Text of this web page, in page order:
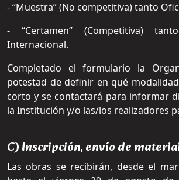
- “Muestra” (No competitiva) tanto
- “Certamen” (Competitiva)
Internacional.
Completado el formulario la
potestad de definir en qué
corto y se contactará para informar
la Institución y/o las/los realizadores
C) Inscripción, envío de
Las obras se recibirán, desde el